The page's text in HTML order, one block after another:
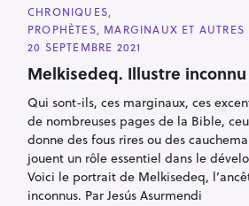
C
A
T
E
O
R
E
S
CHRONIQUES
PROPHÈTES, MARGINAUX ET AUTRES
20 SEPTEMBRE 2021
Melkisedeq. Illustre inconnu
Qui sont-ils, ces marginaux, ces
de nombreuses pages de la Bible,
donne des fous rires ou des
jouent un rôle essentiel dans le
Voici le portrait de Melkisedeq,
inconnus. Par Jesús Asurmendi